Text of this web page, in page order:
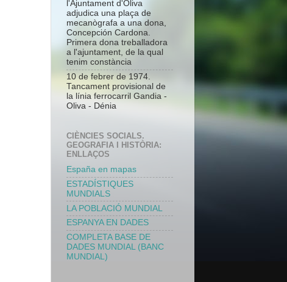
l'Ajuntament d'Oliva
adjudica una plaça de
mecanògrafa a una dona,
Concepción Cardona.
Primera dona treballadora
a l'ajuntament, de la qual
tenim constància
10 de febrer de 1974.
Tancament provisional de
la línia ferrocarril Gandia -
Oliva - Dénia
CIÈNCIES SOCIALS.
GEOGRAFIA I HISTÒRIA:
ENLLAÇOS
España en mapas
ESTADÍSTIQUES
MUNDIALS
LA POBLACIÓ MUNDIAL
ESPANYA EN DADES
COMPLETA BASE DE
DADES MUNDIAL (BANC
MUNDIAL)